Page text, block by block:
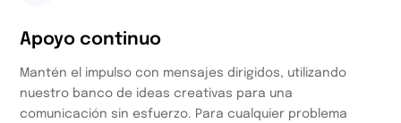
Apoyo continuo
Mantén el impulso con mensajes dirigidos, utilizando
nuestro banco de ideas creativas para una
comunicación sin esfuerzo. Para cualquier problema